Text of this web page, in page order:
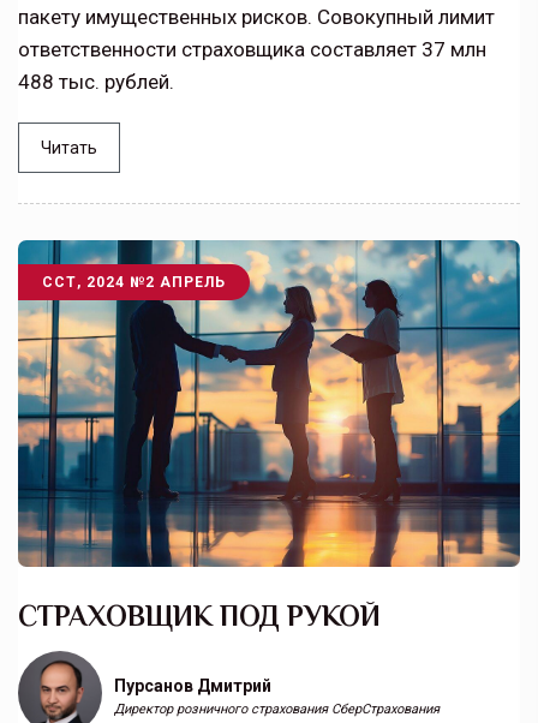
пакету имущественных рисков. Совокупный лимит
ответственности страховщика составляет 37 млн
488 тыс. рублей.
Читать
ССТ, 2024 №2 АПРЕЛЬ
СТРАХОВЩИК ПОД РУКОЙ
Пурсанов Дмитрий
Директор розничного страхования СберСтрахования